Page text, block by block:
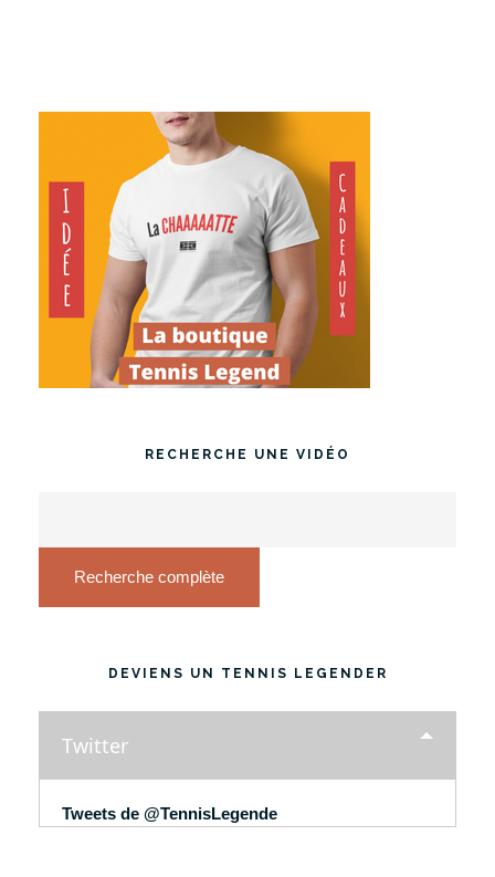
RECHERCHE UNE VIDÉO
Recherche complète
DEVIENS UN TENNIS LEGENDER
Twitter
Tweets de @TennisLegende